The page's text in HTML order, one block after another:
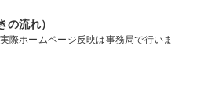
の流れ）
際ホームページ反映は事務局で行いま